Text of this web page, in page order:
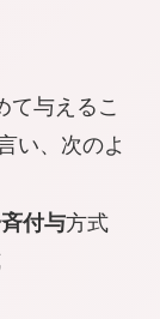
て与えるこ
い、次のよ
付与方式